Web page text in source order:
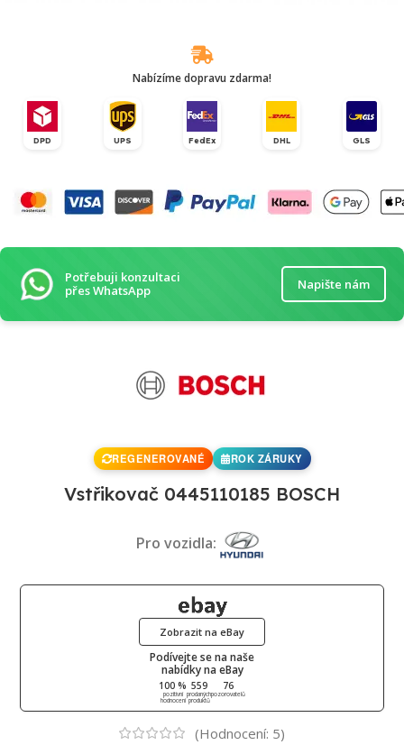
Nabízíme dopravu zdarma!
DPD UPS FedEx DHL GLS
Potřebuji konzultaci
přes WhatsApp
Napište nám
REGENEROVANÉ ROK ZÁRUKY
Vstřikovač 0445110185 BOSCH
Pro vozidla:
Podívejte se na naše
nabídky na eBay
100 %
pozitivní
hodnocení
559
prodaných
produktů
76
pozorovatelů
Zobrazit na eBay
(Hodnocení: 5)